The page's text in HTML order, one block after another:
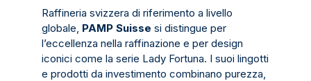
Raffineria svizzera di riferimento a livello
globale, PAMP Suisse si distingue per
l’eccellenza nella raffinazione e per design
iconici come la serie Lady Fortuna. I suoi lingotti
e prodotti da investimento combinano purezza,